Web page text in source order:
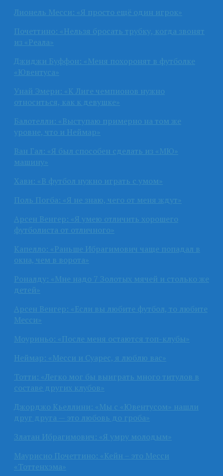
Лионель Месси: «Я просто ещё один игрок»
Почеттино: «Нельзя бросать трубку, когда звонят
из «Реала»
Джиджи Буффон: «Меня похоронят в футболке
«Ювентуса»
Унай Эмери: «К Лиге чемпионов нужно
относиться, как к девушке»
Балотелли: «Выступаю примерно на том же
уровне, что и Неймар»
Ван Гал: «Я был способен сделать из «МЮ»
машину»
Хави: «В футбол нужно играть с умом»
Поль Погба: «Я не знаю, чего от меня ждут»
Арсен Венгер: «Я умею отличить хорошего
футболиста от отличного»
Капелло: «Раньше Ибрагимович чаще попадал в
окна, чем в ворота»
Роналду: «Мне надо 7 Золотых мячей и столько же
детей»
Арсен Венгер: «Если вы любите футбол, то любите
Месси»
Моуриньо: «После меня остаются топ-клубы»
Неймар: «Месси и Суарес, я люблю вас»
Тотти: «Легко мог бы выиграть много титулов в
составе других клубов»
Джорджо Кьеллини: «Мы с «Ювентусом» нашли
друг друга — это любовь до гроба»
Златан Ибрагимович: «Я умру молодым»
Маурисио Почеттино: «Кейн – это Месси
«Тоттенхэма»